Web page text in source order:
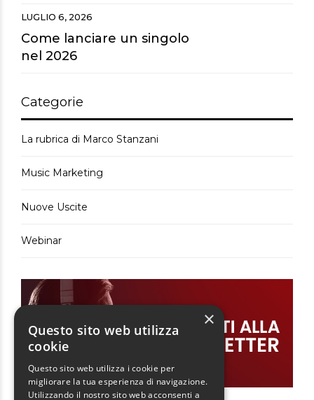
LUGLIO 6, 2026
Come lanciare un singolo
nel 2026
Categorie
La rubrica di Marco Stanzani
Music Marketing
Nuove Uscite
Webinar
×
Questo sito web utilizza
cookie
Questo sito web utilizza i cookie per
migliorare la tua esperienza di navigazione.
Utilizzando il nostro sito web acconsenti a